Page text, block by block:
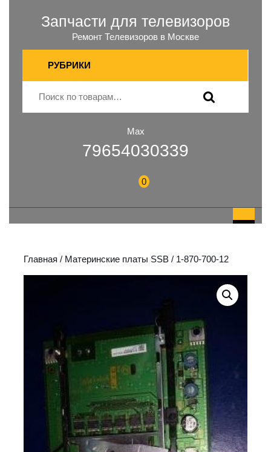
Запчасти для телевизоров
Ремонт Телевизоров в Москве
РУБРИКИ
Max
79654030339
0
Главная / Материнские платы SSB / 1-870-700-12